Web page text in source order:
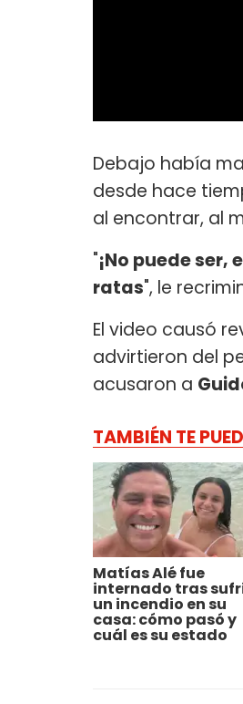
Debajo había
desde hace
al encontrar, al
"¡No puede
ratas", le
El video causó
advirtieron del
acusaron a
TAMBIÉN TE
Matías Alé fue
internado tras
un incendio en su
casa: cómo pasó y
cuál es su estado